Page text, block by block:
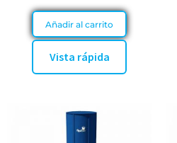
Añadir al carrito
Vista rápida